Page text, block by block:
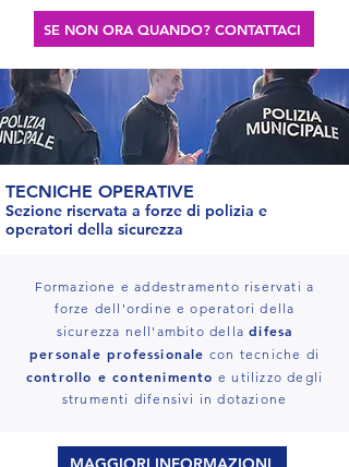
SE NON ORA QUANDO? CONTATTACI
TECNICHE OPERATIVE
Sezione riservata a forze di polizia e
operatori della sicurezza
Formazione e addestramento riservati a
forze dell'ordine e operatori della
sicurezza nell'ambito delladifesa
personale professionale con tecniche di
controllo e contenimento e utilizzo degli
strumenti difensivi in dotazione